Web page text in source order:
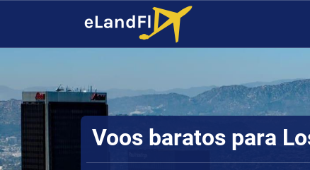
Voos baratos para